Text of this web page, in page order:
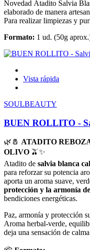
Novedad Atadito Salvia
elaborado de manera
Para realizar limpiezas y
Formato: 1 ud. (50g
Vista rápida
SOULBEAUTY
BUEN ROLLITO -
🌿🧂 ATADITO
OLIVO 🫒✨
Atadito de salvia blanca
para reforzar su potencia
aporta un aroma suave,
protección y la armonía
bendiciones energéticas.
Paz, armonía y protección
Aroma herbal-verde,
deja una sensación de